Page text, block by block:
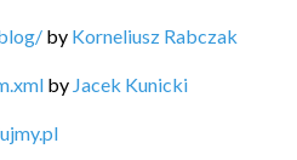
by Korneliusz Rabczak
by Jacek Kunicki